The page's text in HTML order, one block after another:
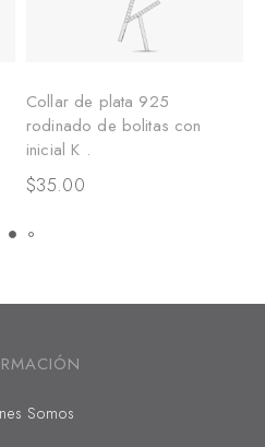
Collar de plata 925
rodinado de bolitas con
inicial K .
$35.00
Somos